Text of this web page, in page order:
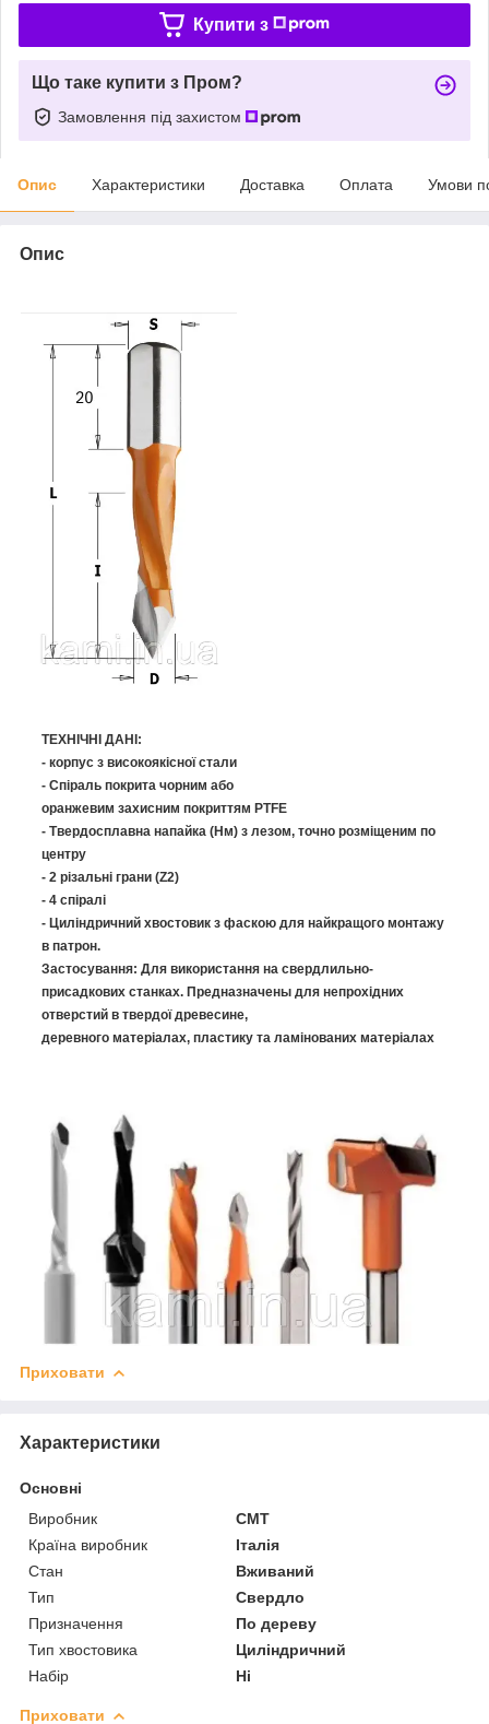
Купити з
Що таке купити з Пром?
Замовлення під захистом
Опис Характеристики Доставка Оплата Умови
Опис
ТЕХНІЧНІ ДАНІ:
- корпуc з високоякісної стали
- Спіраль покрита чорним або
оранжевим захисним покриттям PTFE
- Твердосплавна напайка (Нм) з лезом, точно розміщеним по
центру
- 2 різальні грани (Z2)
- 4 спіралі
- Циліндричний хвостовик з фаскою для найкращого монтажу
в патрон.
Застосування: Для використання на свердлильно-
присадкових станках. Предназначены для непрохідних
отверстий в твердої древесине,
деревного матеріалах, пластику та ламінованих матеріалах
Приховати
Характеристики
Основні
Виробник
СМТ
Країна виробник
Італія
Стан
Вживаний
Тип
Свердло
Призначення
По дереву
Тип хвостовика
Циліндричний
Набір
Ні
Приховати